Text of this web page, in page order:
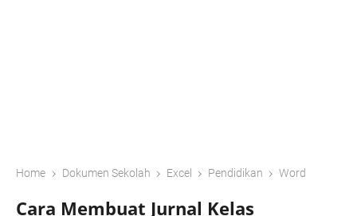
Home › Dokumen Sekolah › Excel › Pendidikan › Word
Cara Membuat Jurnal Kelas